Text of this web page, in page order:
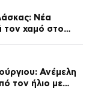
Νέα
τον χαμό στο
Ανέμελη
τον ήλιο με